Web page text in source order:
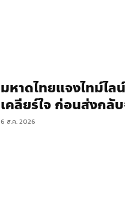
มหาดไทยแจงไทม์ไ
เคลียร์ใจ ก่อนส่งกลั
6 ส.ค. 2026